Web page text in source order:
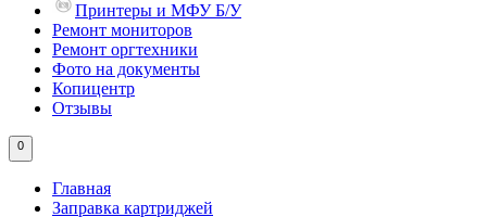
Принтеры и МФУ Б/У
Ремонт мониторов
Ремонт оргтехники
Фото на документы
Копицентр
Отзывы
0
Главная
Заправка картриджей